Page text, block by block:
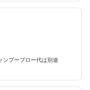
ンプーブロー代は別途